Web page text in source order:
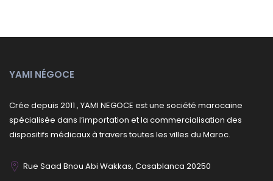
YAMI NÉGOCE
Crée depuis 2011 , YAMI NEGOCE est une société marocaine
spécialisée dans l’importation et la commercialisation des
dispositifs médicaux à travers toutes les villes du Maroc.
Rue Saad Bnou Abi Wakkas, Casablanca 20250